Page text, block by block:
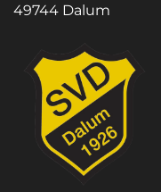
49744 Dalum